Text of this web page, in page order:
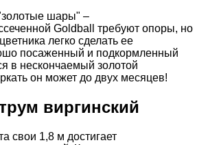
шары" –
Goldball требуют опоры, но
легко сделать ее
посаженный и подкормленный
в нескончаемый золотой
он может до двух месяцев!
виргинский
свои 1,8 м достигает